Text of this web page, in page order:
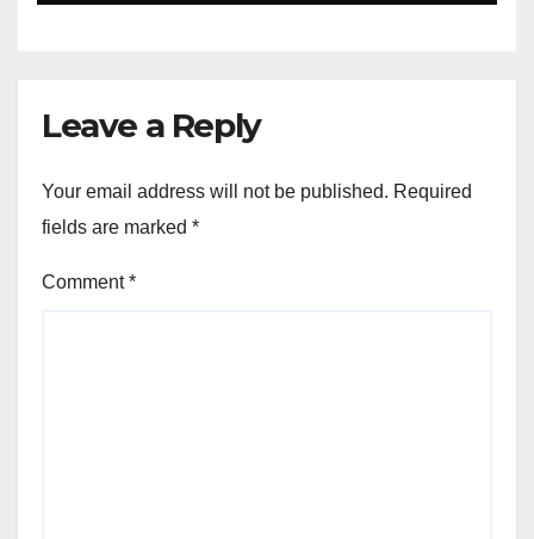
Leave a Reply
Your email address will not be published. Required
fields are marked *
Comment*